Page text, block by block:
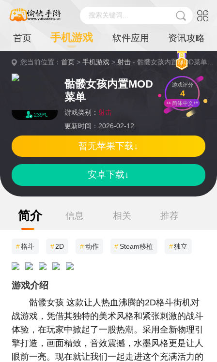
搜索关键词...
首页 手机游戏 软件应用 资讯攻略
您当前位置：首页 >手机游戏 >射击 - 骷髅女孩内置MOD菜单详情
239℃
骷髅女孩内置MOD
菜单
游戏类别： 射击
更新时间：2026-02-12
游戏评分
4
简体中文
安卓下载↓
暂无苹果下载↓
简介 信息 相关 推荐
#格斗 #2D #动作 # Steam移植 #独立
游戏介绍
骷髅女孩 这款让人热血沸腾的2D格斗街机对
战游戏，凭借其独特的美术风格和紧张刺激的战斗
体验，在玩家中掀起了一股热潮。采用全新物理引
擎打造，画面精致，音效震撼，水墨风格更是让人
眼前一亮。现在就让我们一起走进这个充满活力的